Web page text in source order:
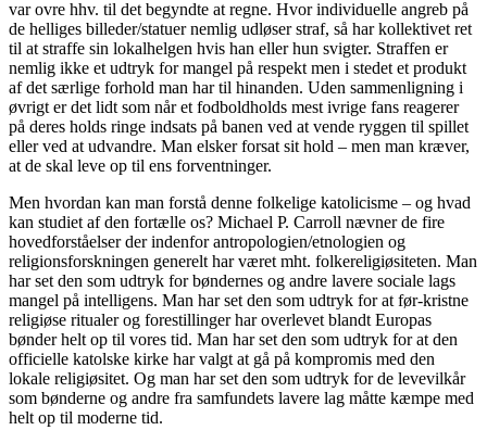
var ovre hhv. til det begyndte at regne. Hvor individuelle angreb på
de helliges billeder/statuer nemlig udløser straf, så har kollektivet ret
til at straffe sin lokalhelgen hvis han eller hun svigter. Straffen er
nemlig ikke et udtryk for mangel på respekt men i stedet et produkt
af det særlige forhold man har til hinanden. Uden sammenligning i
øvrigt er det lidt som når et fodboldholds mest ivrige fans reagerer
på deres holds ringe indsats på banen ved at vende ryggen til spillet
eller ved at udvandre. Man elsker forsat sit hold – men man kræver,
at de skal leve op til ens forventninger.
Men hvordan kan man forstå denne folkelige katolicisme – og hvad
kan studiet af den fortælle os? Michael P. Carroll nævner de fire
hovedforståelser der indenfor antropologien/etnologien og
religionsforskningen generelt har været mht. folkereligiøsiteten. Man
har set den som udtryk for bøndernes og andre lavere sociale lags
mangel på intelligens. Man har set den som udtryk for at før-kristne
religiøse ritualer og forestillinger har overlevet blandt Europas
bønder helt op til vores tid. Man har set den som udtryk for at den
officielle katolske kirke har valgt at gå på kompromis med den
lokale religiøsitet. Og man har set den som udtryk for de levevilkår
som bønderne og andre fra samfundets lavere lag måtte kæmpe med
helt op til moderne tid.